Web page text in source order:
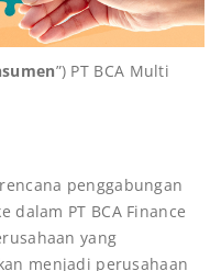
”) PT BCA Multi
penggabungan
dalam PT BCA Finance
yang
menjadi perusahaan